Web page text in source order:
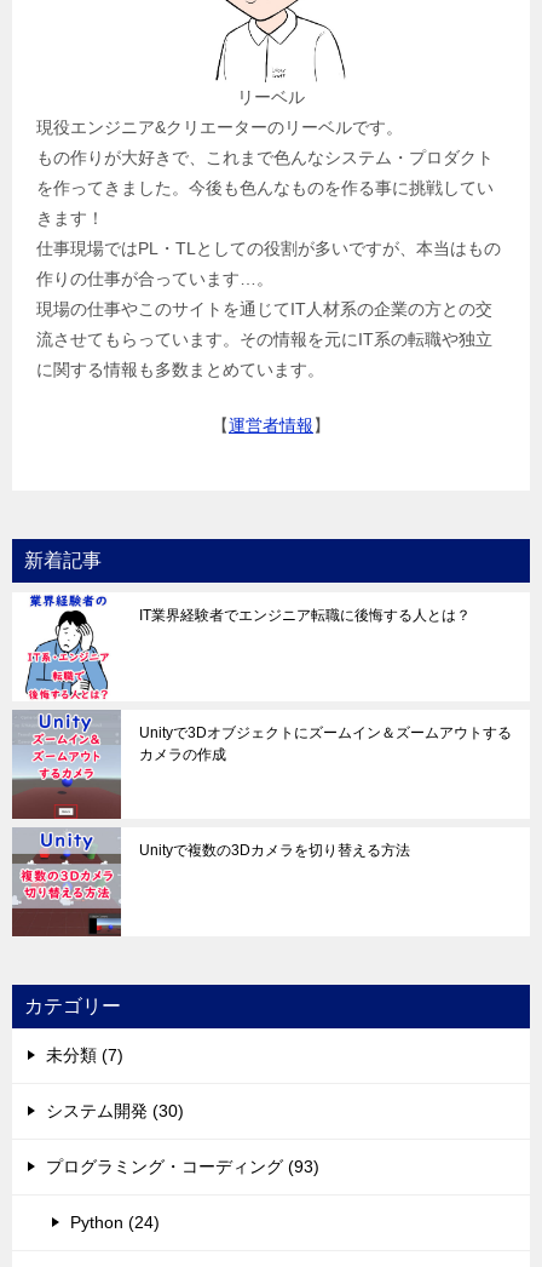
リーベル
現役エンジニア&クリエーターのリーベルです。
もの作りが大好きで、これまで色んなシステム・プロダクト
を作ってきました。今後も色んなものを作る事に挑戦してい
きます！
仕事現場ではPL・TLとしての役割が多いですが、本当はもの
作りの仕事が合っています…。
現場の仕事やこのサイトを通じてIT人材系の企業の方との交
流させてもらっています。その情報を元にIT系の転職や独立
に関する情報も多数まとめています。
【運営者情報】
新着記事
IT業界経験者でエンジニア転職に後悔する人とは？
Unityで3Dオブジェクトにズームイン＆ズームアウトする
カメラの作成
Unityで複数の3Dカメラを切り替える方法
カテゴリー
未分類 (7)
システム開発 (30)
プログラミング・コーディング (93)
Python (24)